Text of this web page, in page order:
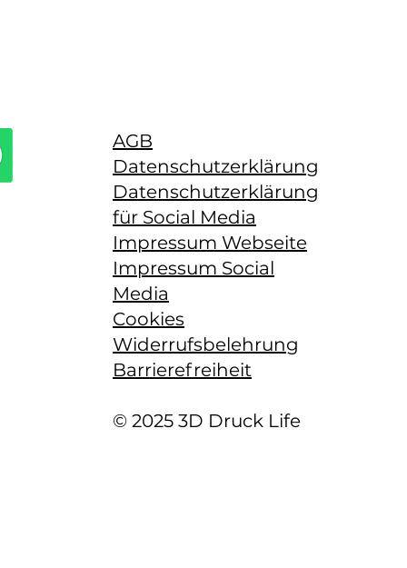
AGB
Datenschutzerklärung
Datenschutzerklärung
für Social Media
Impressum Webseite
Impressum Social
Media
Cookies
Widerrufsbelehrung
Barrierefreiheit
© 2025 3D Druck Life